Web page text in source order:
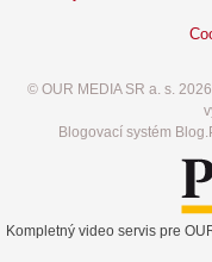
© OUR MEDIA SR a. s.
Blogovací systém
Kompletný video servis pre